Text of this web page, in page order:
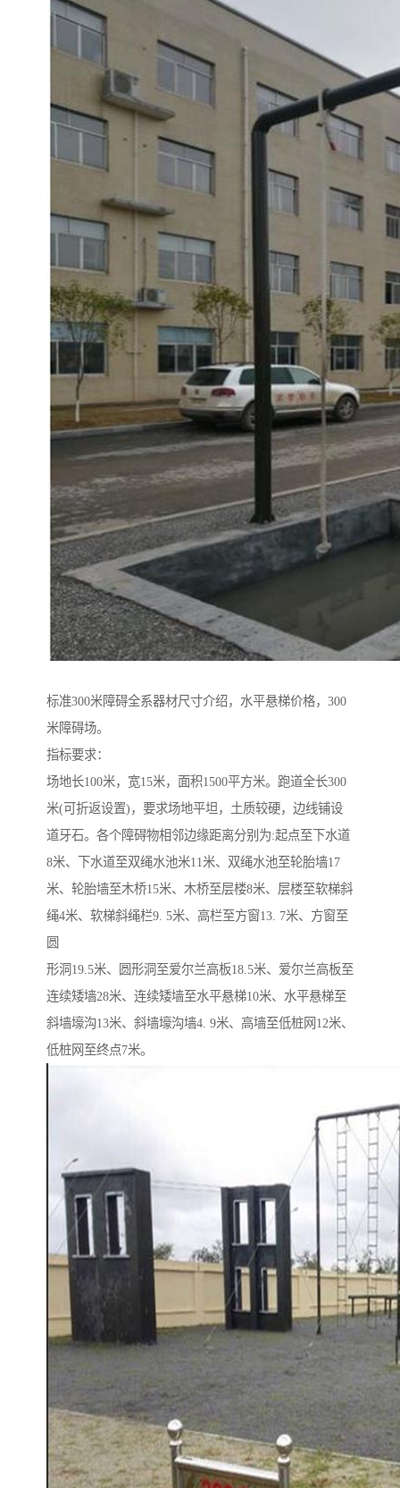
标准300米障碍全系器材尺寸介绍，水平悬梯价格，300
米障碍场。
指标要求：
场地长100米，宽15米，面积1500平方米。跑道全长300
米(可折返设置)，要求场地平坦，土质较硬，边线铺设
道牙石。各个障碍物相邻边缘距离分别为:起点至下水道
8米、下水道至双绳水池米11米、双绳水池至轮胎墙17
米、轮胎墙至木桥15米、木桥至层楼8米、层楼至软梯斜
绳4米、软梯斜绳栏9. 5米、高栏至方窗13. 7米、方窗至
圆
形洞19.5米、圆形洞至爱尔兰高板18.5米、爱尔兰高板至
连续矮墙28米、连续矮墙至水平悬梯10米、水平悬梯至
斜墙壕沟13米、斜墙壕沟墙4. 9米、高墙至低桩网12米、
低桩网至终点7米。